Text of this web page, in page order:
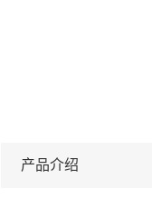
产品介绍